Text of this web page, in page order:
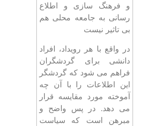
و فرهنگ سازی و اطلاع
رسانی به جامعه محلی هم
بی تاثیر نیست
در واقع با هر رویداد، افراد
دانشی برای گردشگران
فراهم می شود که گردشگر
این اطلاعات را با آن چه
آموخته مورد مقایسه قرار
می دهد. در پس واضح و
مبرهن است که سیاست